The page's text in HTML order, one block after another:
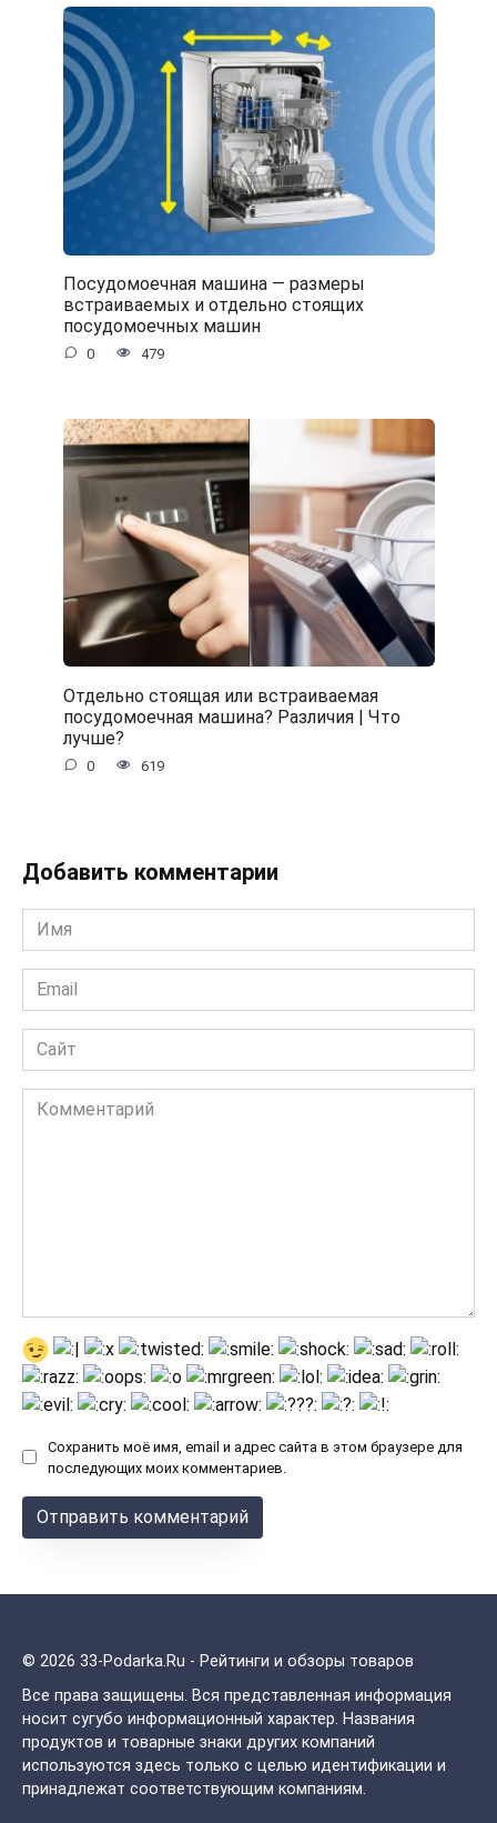
Посудомоечная машина — размеры
встраиваемых и отдельно стоящих
посудомоечных машин
0 479
Отдельно стоящая или встраиваемая
посудомоечная машина? Различия | Что
лучше?
0 619
Добавить комментарии
Имя
*
Email
*
Сайт
Комментарий
Сохранить моё имя, email и адрес сайта в этом браузере для
последующих моих комментариев.
© 2026 33-Podarka.Ru - Рейтинги и обзоры товаров
Все права защищены. Вся представленная информация
носит сугубо информационный характер. Названия
продуктов и товарные знаки других компаний
используются здесь только с целью идентификации и
принадлежат соответствующим компаниям.